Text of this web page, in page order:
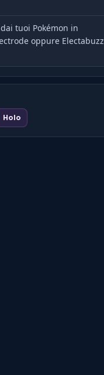
tuoi Pokémon in
oppure Electabuzz
Holo